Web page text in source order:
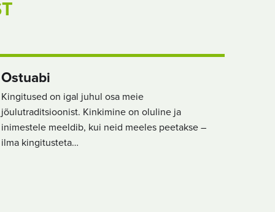
Ostuabi
Kingitused on igal juhul osa meie
jõulutraditsioonist. Kinkimine on oluline ja
inimestele meeldib, kui neid meeles peetakse –
ilma kingitusteta…